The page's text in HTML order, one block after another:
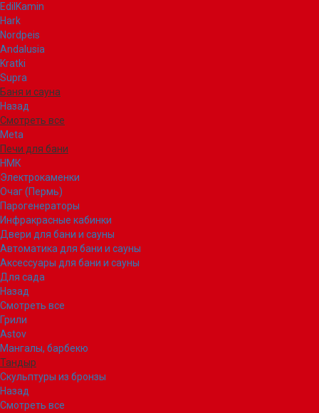
EdilKamin
Hark
Nordpeis
Andalusia
Kratki
Supra
Баня и сауна
Назад
Смотреть все
Meta
Печи для бани
НМК
Электрокаменки
Очаг (Пермь)
Парогенераторы
Инфракрасные кабинки
Двери для бани и сауны
Автоматика для бани и сауны
Аксессуары для бани и сауны
Для сада
Назад
Смотреть все
Грили
Astov
Мангалы, барбекю
Тандыр
Скульптуры из бронзы
Назад
Смотреть все